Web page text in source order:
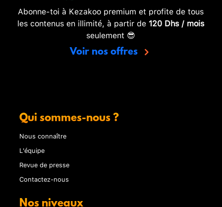
Abonne-toi à Kezakoo premium et profite de tous
les contenus en illimité, à partir de 120 Dhs / mois
seulement 😎
Voir nos offres
Qui sommes-nous ?
Nous connaître
L'équipe
Revue de presse
Contactez-nous
Nos niveaux